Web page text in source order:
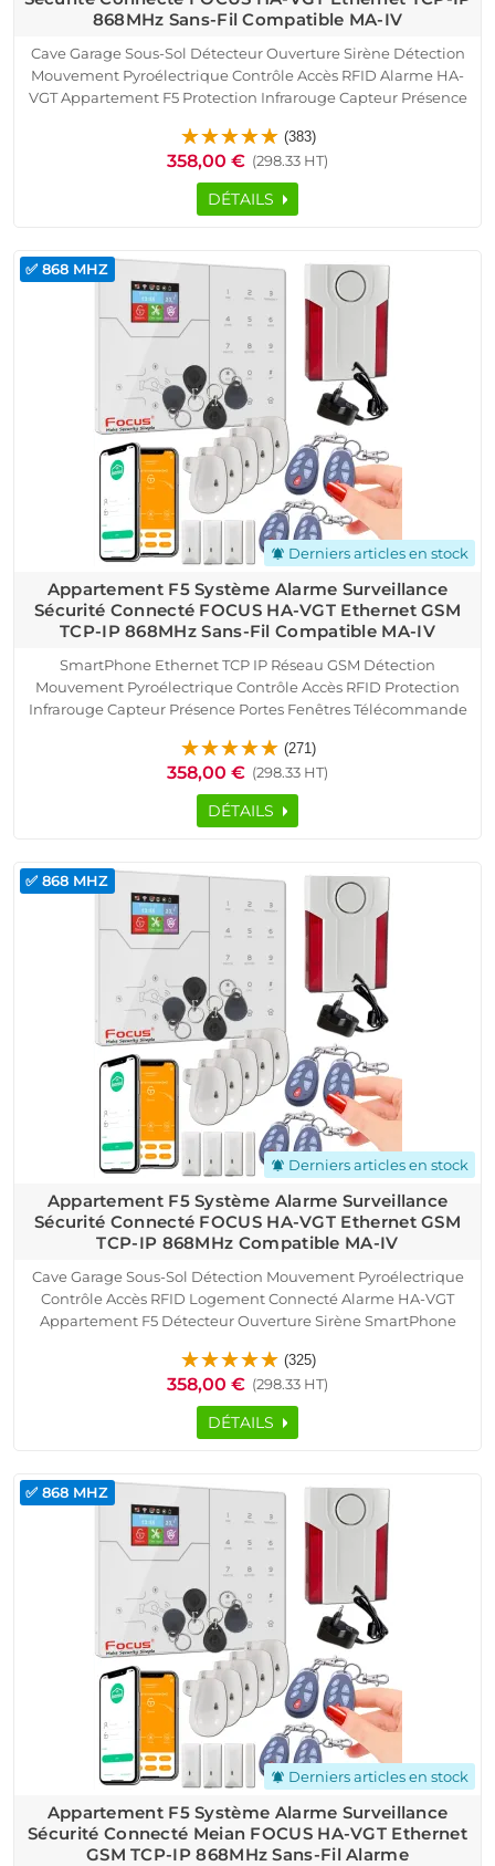
868MHz Sans-Fil Compatible MA-IV
Cave Garage Sous-Sol Détecteur Ouverture Sirène Détection
Mouvement Pyroélectrique Contrôle Accès RFID Alarme HA-
VGT Appartement F5 Protection Infrarouge Capteur Présence
SmartPhone Ethernet TCP IP Réseau GSM
(383)
358,00 € (298.33 HT)
DÉTAILS
notifications_active Derniers articles en stock
✅ 868 MHZ
Appartement F5 Système Alarme Surveillance
Sécurité Connecté FOCUS HA-VGT Ethernet GSM
TCP-IP 868MHz Sans-Fil Compatible MA-IV
SmartPhone Ethernet TCP IP Réseau GSM Détection
Mouvement Pyroélectrique Contrôle Accès RFID Protection
Infrarouge Capteur Présence Portes Fenêtres Télécommande
Appartement F5 Détecteur Ouverture Sirène
(271)
358,00 € (298.33 HT)
DÉTAILS
notifications_active Derniers articles en stock
✅ 868 MHZ
Appartement F5 Système Alarme Surveillance
Sécurité Connecté FOCUS HA-VGT Ethernet GSM
TCP-IP 868MHz Compatible MA-IV
Cave Garage Sous-Sol Détection Mouvement Pyroélectrique
Contrôle Accès RFID Logement Connecté Alarme HA-VGT
Appartement F5 Détecteur Ouverture Sirène SmartPhone
Présence Portes Fenêtres Télécommande
(325)
358,00 € (298.33 HT)
DÉTAILS
notifications_active Derniers articles en stock
✅ 868 MHZ
Appartement F5 Système Alarme Surveillance
Sécurité Connecté Meian FOCUS HA-VGT Ethernet
GSM TCP-IP 868MHz Sans-Fil Alarme